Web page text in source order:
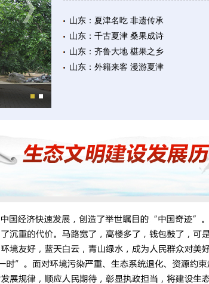
山东：夏津名吃 非遗传承
山东：千古夏津 桑果成诗
山东：齐鲁大地 椹果之乡
山东：外籍来客 漫游夏津